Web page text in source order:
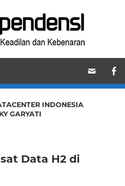
INDONESIA
GARYATI
Data H2 di